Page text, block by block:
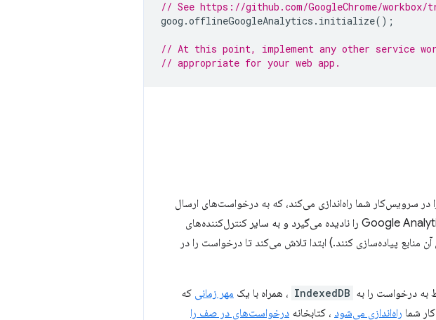
// See https://github.com/GoogleChrome/workbox/
goog .offlineGoogleAnalytics . initialize();
// At this point, implement any other service
// appropriate for your web app.
در سرویس‌کار شما راه‌اندازی می‌کند، که به درخواست‌های ارسال
پاسخ می‌دهد. (کتابخانه درخواست‌های غیر Google Analytics را نادیده می‌گیرد و به سایر کنترل‌کننده‌های
پیاده‌سازی کنند.) ابتدا تلاش می‌کند تا درخواست را در
به درخواست را به IndexedDB ، همراه با یک مهر زمانی که
شما راه‌اندازی می‌شود ، کتابخانه درخواست‌های در صف را